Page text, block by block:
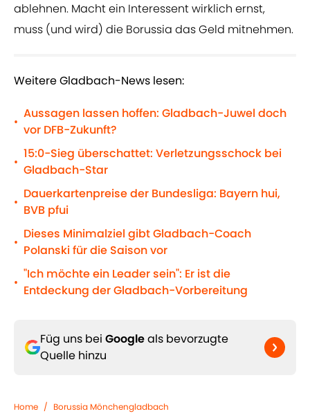
ablehnen. Macht ein Interessent wirklich ernst,
muss (und wird) die Borussia das Geld mitnehmen.
Weitere Gladbach-News lesen:
•
Aussagen lassen hoffen: Gladbach-Juwel doch
vor DFB-Zukunft?
•
15:0-Sieg überschattet: Verletzungsschock bei
Gladbach-Star
•
Dauerkartenpreise der Bundesliga: Bayern hui,
BVB pfui
•
Dieses Minimalziel gibt Gladbach-Coach
Polanski für die Saison vor
•
"Ich möchte ein Leader sein": Er ist die
Entdeckung der Gladbach-Vorbereitung
Füg uns bei Googleals bevorzugte
Quelle hinzu
Home / Borussia Mönchengladbach